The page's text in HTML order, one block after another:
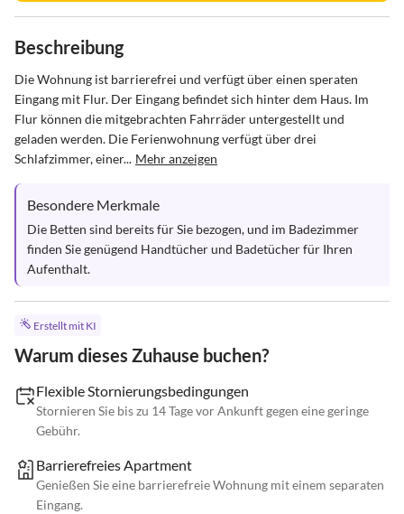
Beschreibung
Die Wohnung ist barrierefrei und verfügt über einen speraten
Eingang mit Flur. Der Eingang befindet sich hinter dem Haus. Im
Flur können die mitgebrachten Fahrräder untergestellt und
geladen werden. Die Ferienwohnung verfügt über drei
Schlafzimmer, einer... Mehr anzeigen
Besondere Merkmale
Die Betten sind bereits für Sie bezogen, und im Badezimmer
finden Sie genügend Handtücher und Badetücher für Ihren
Aufenthalt.
Erstellt mit KI
Warum dieses Zuhause buchen?
Flexible Stornierungsbedingungen
Stornieren Sie bis zu 14 Tage vor Ankunft gegen eine geringe
Gebühr.
Barrierefreies Apartment
Genießen Sie eine barrierefreie Wohnung mit einem separaten
Eingang.